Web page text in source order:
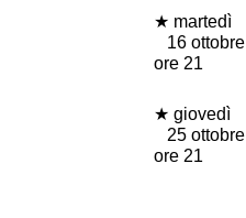
★ martedì
16 ottobre
ore 21
★ giovedì
25 ottobre
ore 21